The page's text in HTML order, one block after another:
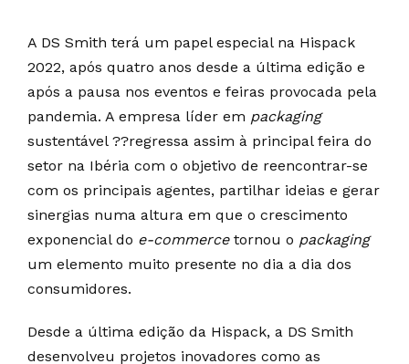
A DS Smith terá um papel especial na Hispack
2022, após quatro anos desde a última edição e
após a pausa nos eventos e feiras provocada pela
pandemia. A empresa líder em packaging
sustentável ??regressa assim à principal feira do
setor na Ibéria com o objetivo de reencontrar-se
com os principais agentes, partilhar ideias e gerar
sinergias numa altura em que o crescimento
exponencial do e-commercetornou o packaging
um elemento muito presente no dia a dia dos
consumidores.
Desde a última edição da Hispack, a DS Smith
desenvolveu projetos inovadores como as